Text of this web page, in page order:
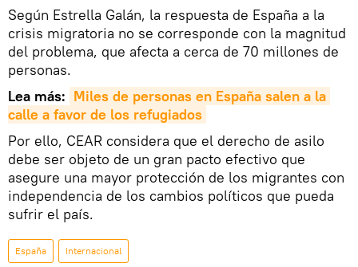
Según Estrella Galán, la respuesta de España a la
crisis migratoria no se corresponde con la magnitud
del problema, que afecta a cerca de 70 millones de
personas.
Lea más: Miles de personas en España salen a la
calle a favor de los refugiados
Por ello, CEAR considera que el derecho de asilo
debe ser objeto de un gran pacto efectivo que
asegure una mayor protección de los migrantes con
independencia de los cambios políticos que pueda
sufrir el país.
España Internacional